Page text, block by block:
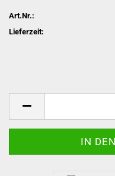
Art.Nr.:
Lieferzeit: